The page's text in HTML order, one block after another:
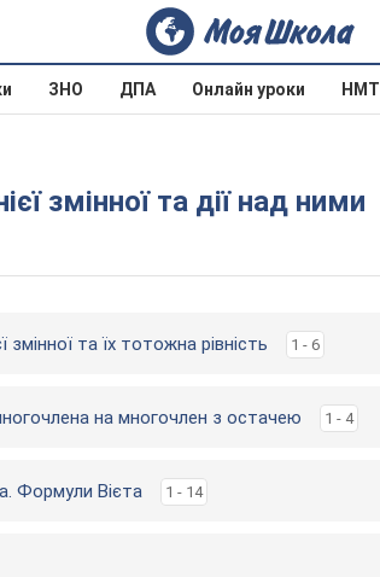
ЗНО ДПА Онлайн уроки НМТ
змінної та дії над ними
змінної та їх тотожна рівність 1 - 6
на многочлен з остачею 1 - 4
Формули Вієта 1 - 14